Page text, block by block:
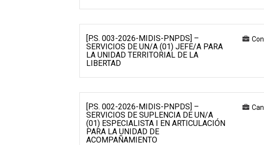
[P.S. 003-2026-MIDIS-PNPDS] –
SERVICIOS DE UN/A (01) JEFE/A PARA
LA UNIDAD TERRITORIAL DE LA
LIBERTAD
[P.S. 002-2026-MIDIS-PNPDS] –
SERVICIOS DE SUPLENCIA DE UN/A
(01) ESPECIALISTA I EN ARTICULACIÓN
PARA LA UNIDAD DE
ACOMPAÑAMIENTO